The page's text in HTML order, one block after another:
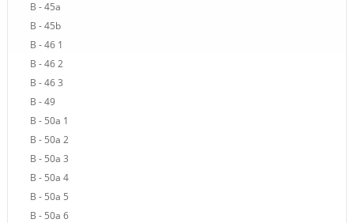
B - 45a
B - 45b
B - 46 1
B - 46 2
B - 46 3
B - 49
B - 50a 1
B - 50a 2
B - 50a 3
B - 50a 4
B - 50a 5
B - 50a 6